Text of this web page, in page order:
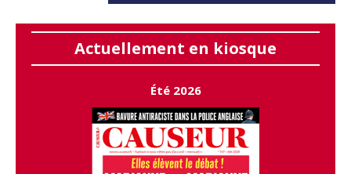
Actuellement en kiosque
Été 2026